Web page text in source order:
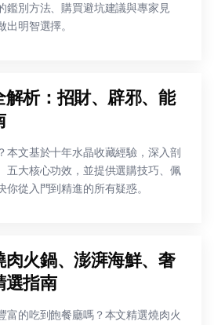
鑑別方法、購買避坑建議與專家見
明智選擇。
析：招財、辟邪、能
本文基於十年水晶收藏經驗，深入剖
五大核心功效，並提供選購技巧、佩
從入門到精進的所有疑惑。
肉火鍋、澎湃海鮮、奢
選指南
富的吃到飽餐廳嗎？本文精選燒肉火